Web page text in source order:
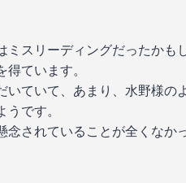
ミスリーディングだったかも
ています。
いていて、あまり、水野様の
です。
念されていることが全くなか